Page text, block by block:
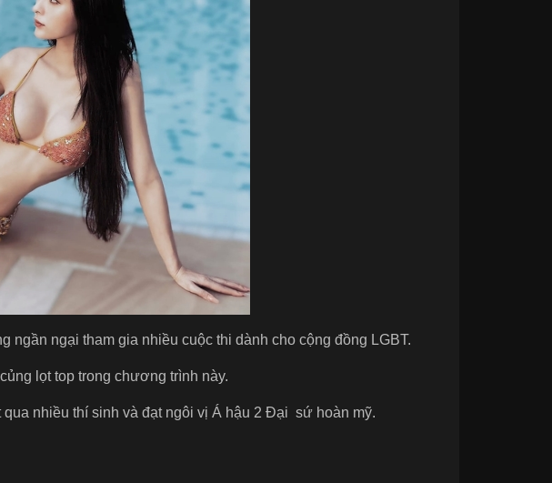
ngại tham gia nhiều cuộc thi dành cho cộng đồng LGBT.
lọt top trong chương trình này.
nhiều thí sinh và đạt ngôi vị Á hậu 2 Đại sứ hoàn mỹ.